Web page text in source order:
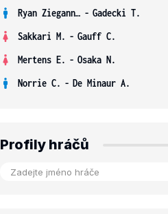
Ryan Ziegann S. - Gadecki T.
Sakkari M. - Gauff C.
Mertens E. - Osaka N.
Norrie C. - De Minaur A.
Profily hráčů